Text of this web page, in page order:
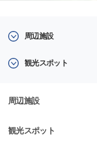
周辺施設
観光スポット
周辺施設
観光スポット